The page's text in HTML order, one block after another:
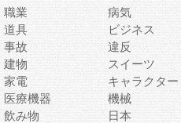
職業 病気
道具 ビジネス
事故 違反
建物 スイーツ
家電 キャラクター
医療機器 機械
飲み物 日本